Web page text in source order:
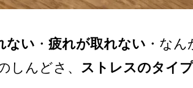
ない ・ 疲れが取れない ・なん
しんどさ、 ストレスのタイプ